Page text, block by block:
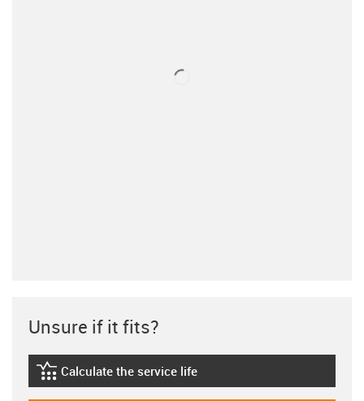
Unsure if it fits?
igus-icon-lebensdauerrechner
Calculate the service life